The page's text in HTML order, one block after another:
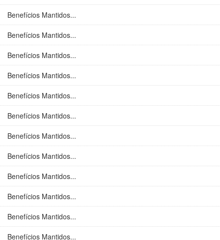
Benefícios Mantidos...
Benefícios Mantidos...
Benefícios Mantidos...
Benefícios Mantidos...
Benefícios Mantidos...
Benefícios Mantidos...
Benefícios Mantidos...
Benefícios Mantidos...
Benefícios Mantidos...
Benefícios Mantidos...
Benefícios Mantidos...
Benefícios Mantidos...